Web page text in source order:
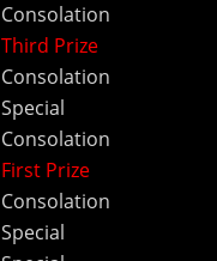
Consolation
Third Prize
Consolation
Special
Consolation
First Prize
Consolation
Special